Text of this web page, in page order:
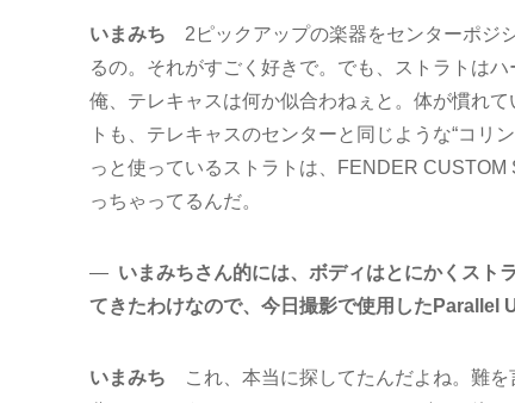
いまみち 2ピックアップの楽器をセンターポジ
るの。それがすごく好きで。でも、ストラトは
俺、テレキャスは何か似合わねぇと。体が慣れ
トも、テレキャスのセンターと同じような“コリ
っと使っているストラトは、FENDER
っちゃってるんだ。
― いまみちさん的には、ボディはとにかくスト
てきたわけなので、今日撮影で使用したParallel
いまみち
これ、本当に探してたんだよね。難